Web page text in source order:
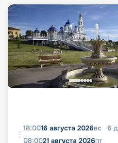
18:0016 августа 2026вс 6
08:0021 августа 2026пт